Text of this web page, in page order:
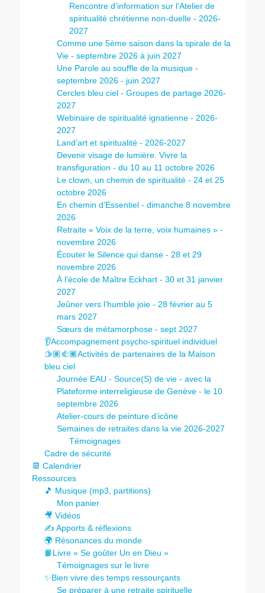
Rencontre d’information sur l’Atelier de
spiritualité chrétienne non-duelle - 2026-
2027
Comme une 5ème saison dans la spirale de la
Vie - septembre 2026 à juin 2027
Une Parole au souffle de la musique -
septembre 2026 - juin 2027
Cercles bleu ciel - Groupes de partage 2026-
2027
Webinaire de spiritualité ignatienne - 2026-
2027
Land’art et spiritualité - 2026-2027
Devenir visage de lumière. Vivre la
transfiguration - du 10 au 11 octobre 2026
Le clown, un chemin de spiritualité - 24 et 25
octobre 2026
En chemin d’Essentiel - dimanche 8 novembre
2026
Retraite « Voix de la terre, voix humaines » -
novembre 2026
Écouter le Silence qui danse - 28 et 29
novembre 2026
À l’école de Maître Eckhart - 30 et 31 janvier
2027
Jeûner vers l’humble joie - 28 février au 5
mars 2027
Sœurs de métamorphose - sept 2027
👂Accompagnement psycho-spirituel individuel
🫱🏽‍🫲🏾Activités de partenaires de la Maison
bleu ciel
Journée EAU - Source(S) de vie - avec la
Plateforme interreligieuse de Genève - le 10
septembre 2026
Atelier-cours de peinture d’icône
Semaines de retraites dans la vie 2026-2027
Témoignages
Cadre de sécurité
📆 Calendrier
Ressources
🎵 Musique (mp3, partitions)
Mon panier
🎥 Vidéos
✍️ Apports & réflexions
🌍 Résonances du monde
📙Livre « Se goûter Un en Dieu »
Témoignages sur le livre
✨Bien vivre des temps ressourçants
Se préparer à une retraite spirituelle